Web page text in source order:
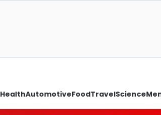
HealthAutomotiveFoodTravelScience